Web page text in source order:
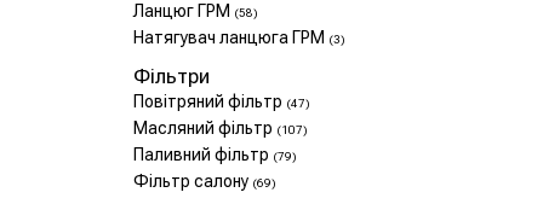
Ланцюг ГРМ (58)
Натягувач ланцюга ГРМ (3)
Фільтри
Повітряний фільтр (47)
Масляний фільтр (107)
Паливний фільтр (79)
Фільтр салону (69)